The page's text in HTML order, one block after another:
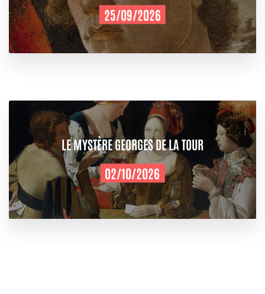
25/09/2026
LE MYSTÈRE GEORGES DE LA TOUR
02/10/2026